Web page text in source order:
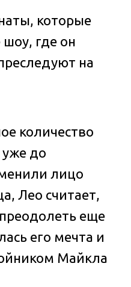
которые
шоу, где он
на
количество
до
лицо
Лео считает,
еще
его мечта и
Майкла